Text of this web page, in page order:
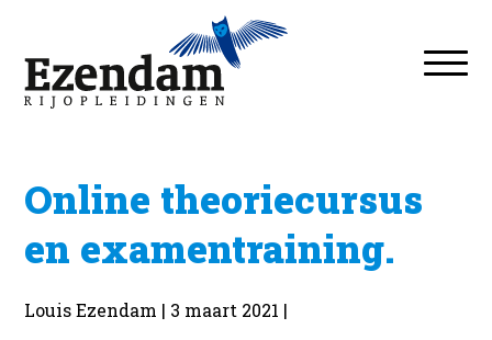
Online theoriecursus
en examentraining.
Louis Ezendam | 3 maart 2021 |